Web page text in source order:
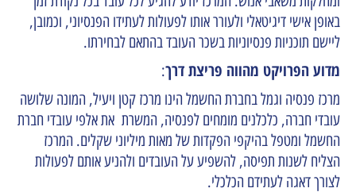
באופן אישי דיגיטאלי ולעורר אותו לפעולות לעתידו הפנסיוני, וכמובן,
ליישם תוכניות פנסיוניות בשכר העובד בהתאם לבחירתו.
מדוע הפרויקט מהווה פריצת דרך:
מרכז פנסיה וגמל בחברת החשמל הינו מרכז קטן ויעיל, המונה שלושה
עובדי חברה, כלכלנים מומחים לפנסיה, המשרת את אלפי עובדי חברת
החשמל ומטפל בהיקפי הפקדות של מאות מיליוני שקלים. המרכז
הצליח לשנות תפיסה, להשפיע על העובדים ולהניע אותם לפעולות
לצורך דאגה לעתידם הכלכלי.